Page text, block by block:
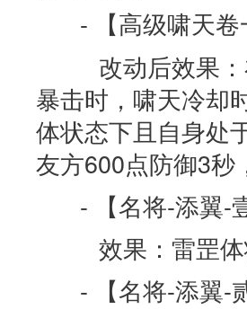
- 【高级啸天卷
改动后效果：
暴击时，啸天冷却
体状态下且自身处
友方600点防御3秒
- 【名将-添翼-
效果：雷罡体
- 【名将-添翼-